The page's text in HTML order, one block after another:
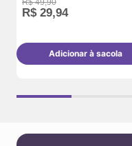
R$ 49,90
R$ 29,94
Adicionar à sacola